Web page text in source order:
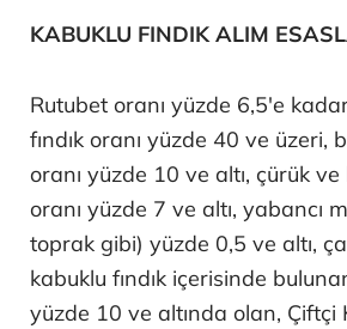
KABUKLU FINDIK ALIM
Rutubet oranı yüzde 6,5'e
fındık oranı yüzde 40 ve üzeri,
oranı yüzde 10 ve altı, çürük ve
oranı yüzde 7 ve altı, yabancı
toprak gibi) yüzde 0,5 ve altı,
kabuklu fındık içerisinde
yüzde 10 ve altında olan, Çiftçi